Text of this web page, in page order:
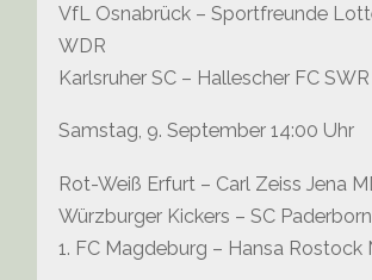
VfL Osnabrück – Sportfreunde
WDR
Karlsruher SC – Hallescher FC SWR
Samstag, 9. September 14:00 Uhr
Rot-Weiß Erfurt – Carl Zeiss Jena
Würzburger Kickers – SC
1. FC Magdeburg – Hansa Rostock